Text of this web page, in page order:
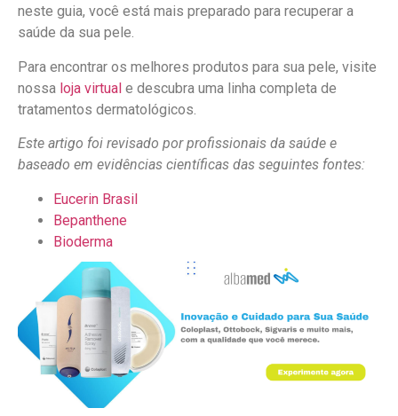
neste guia, você está mais preparado para recuperar a
saúde da sua pele.
Para encontrar os melhores produtos para sua pele, visite
nossa loja virtual e descubra uma linha completa de
tratamentos dermatológicos.
Este artigo foi revisado por profissionais da saúde e
baseado em evidências científicas das seguintes fontes:
Eucerin Brasil
Bepanthene
Bioderma